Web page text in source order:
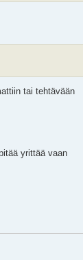
tai tehtävään
yrittää vaan